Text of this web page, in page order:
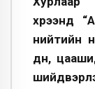
хүрээнд
нийтийн
дүн,